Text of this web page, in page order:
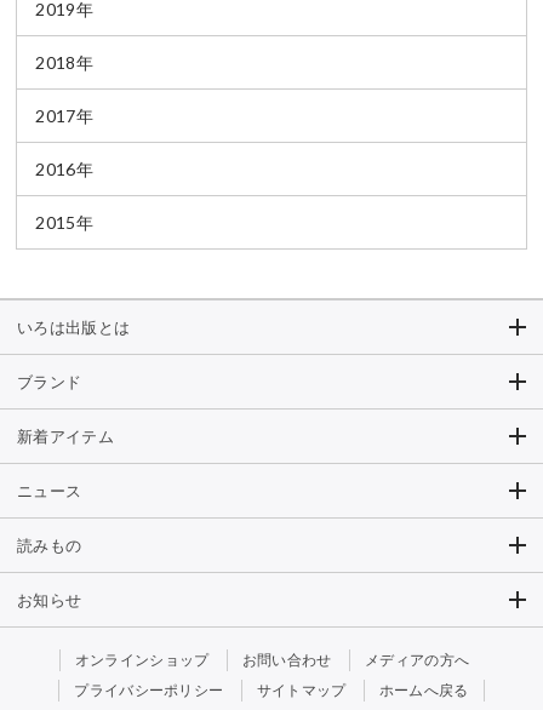
2019年
2018年
2017年
2016年
2015年
いろは出版とは
ブランド
新着アイテム
ニュース
読みもの
お知らせ
オンラインショップ お問い合わせ
メディアの方へ
プライバシーポリシー
サイトマップ ホームへ戻る